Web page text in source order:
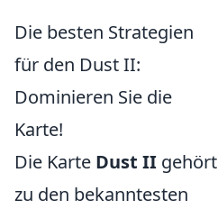
Die besten Strategien
für den Dust II:
Dominieren Sie die
Karte!
Die Karte Dust II gehört
zu den bekanntesten